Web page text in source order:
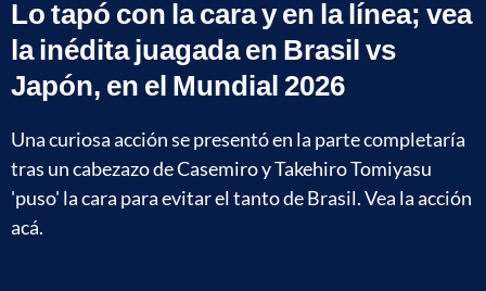
Lo tapó con la cara y en la línea; vea
la inédita juagada en Brasil vs
Japón, en el Mundial 2026
Una curiosa acción se presentó en la parte completaría
tras un cabezazo de Casemiro y Takehiro Tomiyasu
'puso' la cara para evitar el tanto de Brasil. Vea la acción
acá.